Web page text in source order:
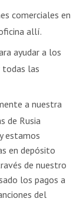
comerciales en
allí.
ayudar a los
todas las
a nuestra
de Rusia
estamos
en depósito
de nuestro
los pagos a
del